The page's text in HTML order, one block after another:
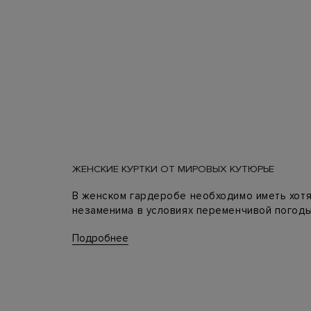
ЖЕНСКИЕ КУРТКИ ОТ МИРОВЫХ КУТЮРЬЕ
В женском гардеробе необходимо иметь
незаменима в условиях переменчивой
Мировые дизайнеры предлагают широкий
Подробнее